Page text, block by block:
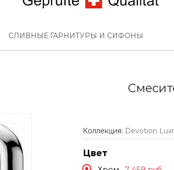
СЛИВНЫЕ ГАРНИТУРЫ И СИФОНЫ
Коллекция: Devotion
Цвет